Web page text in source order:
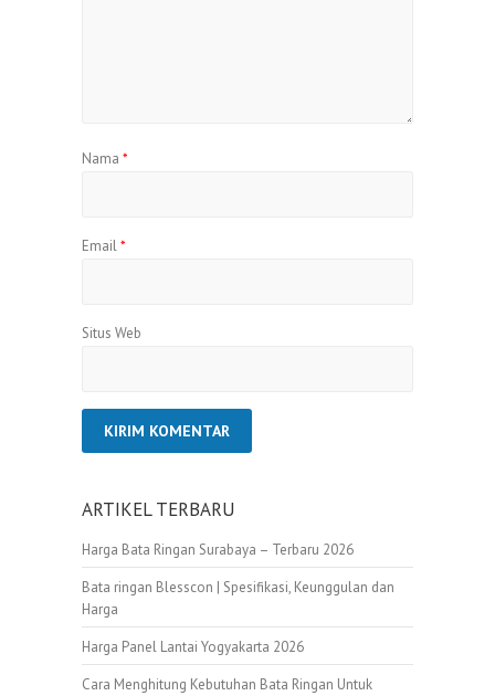
Nama *
Email*
Situs Web
ARTIKEL TERBARU
Harga Bata Ringan Surabaya – Terbaru 2026
Bata ringan Blesscon | Spesifikasi, Keunggulan dan
Harga
Harga Panel Lantai Yogyakarta 2026
Cara Menghitung Kebutuhan Bata Ringan Untuk